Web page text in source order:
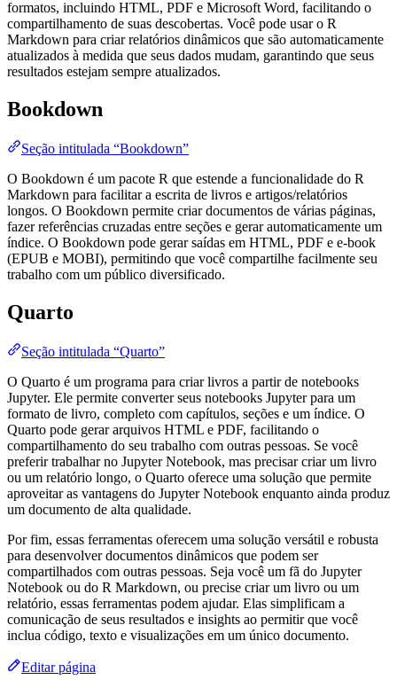
formatos, incluindo HTML, PDF e Microsoft Word, facilitando o
compartilhamento de suas descobertas. Você pode usar o R
Markdown para criar relatórios dinâmicos que são automaticamente
atualizados à medida que seus dados mudam, garantindo que seus
resultados estejam sempre atualizados.
Bookdown
Seção intitulada “Bookdown”
O Bookdown é um pacote R que estende a funcionalidade do R
Markdown para facilitar a escrita de livros e artigos/relatórios
longos. O Bookdown permite criar documentos de várias páginas,
fazer referências cruzadas entre seções e gerar automaticamente um
índice. O Bookdown pode gerar saídas em HTML, PDF e e-book
(EPUB e MOBI), permitindo que você compartilhe facilmente seu
trabalho com um público diversificado.
Quarto
Seção intitulada “Quarto”
O Quarto é um programa para criar livros a partir de notebooks
Jupyter. Ele permite converter seus notebooks Jupyter para um
formato de livro, completo com capítulos, seções e um índice. O
Quarto pode gerar arquivos HTML e PDF, facilitando o
compartilhamento do seu trabalho com outras pessoas. Se você
preferir trabalhar no Jupyter Notebook, mas precisar criar um livro
ou um relatório longo, o Quarto oferece uma solução que permite
aproveitar as vantagens do Jupyter Notebook enquanto ainda produz
um documento de alta qualidade.
Por fim, essas ferramentas oferecem uma solução versátil e robusta
para desenvolver documentos dinâmicos que podem ser
compartilhados com outras pessoas. Seja você um fã do Jupyter
Notebook ou do R Markdown, ou precise criar um livro ou um
relatório, essas ferramentas podem ajudar. Elas simplificam a
comunicação de seus resultados e insights ao permitir que você
inclua código, texto e visualizações em um único documento.
Editar página